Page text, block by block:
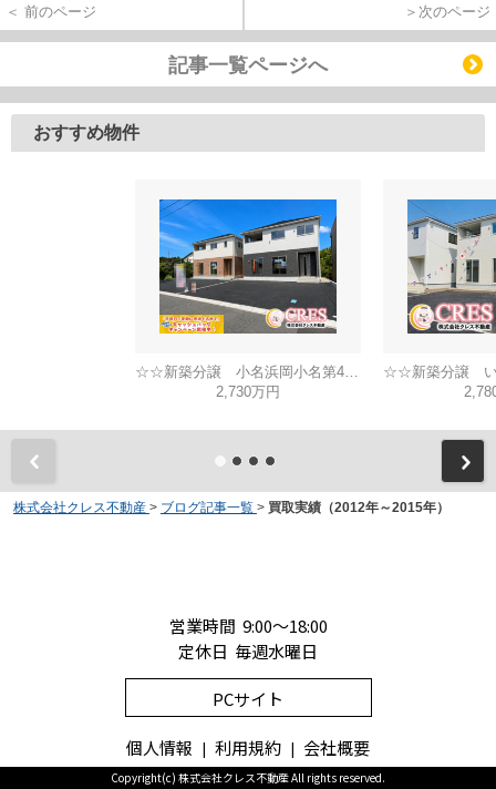
＜ 前のページ ＞次のページ
記事一覧ページへ
おすすめ物件
2,730万円
株式会社クレス不動産 > ブログ記事一覧 > 買取実績（2012年～2015年）
営業時間 9:00～18:00
定休日 毎週水曜日
PCサイト
個人情報 利用規約 会社概要
Copyright(c) 株式会社クレス不動産 All rights reserved.